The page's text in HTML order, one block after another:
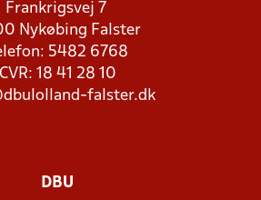
Frankrigsvej 7
Nykøbing Falster
5482 6768
CVR: 18 41 28 10
falster.dk
DBU